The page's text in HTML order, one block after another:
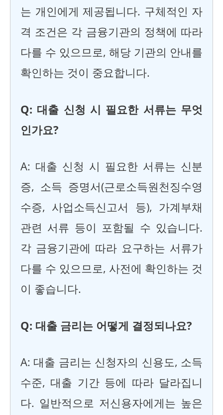
는 개인에게 제공됩니다. 구체적인 자
격 조건은 각 금융기관의 정책에 따라
다를 수 있으므로, 해당 기관의 안내를
확인하는 것이 중요합니다.
Q: 대출 신청 시 필요한 서류는 무엇
인가요?
A: 대출 신청 시 필요한 서류는 신분
증, 소득 증명서(근로소득원천징수영
수증, 사업소득신고서 등), 가계부채
관련 서류 등이 포함될 수 있습니다.
각 금융기관에 따라 요구하는 서류가
다를 수 있으므로, 사전에 확인하는 것
이 좋습니다.
Q: 대출 금리는 어떻게 결정되나요?
A: 대출 금리는 신청자의 신용도, 소득
수준, 대출 기간 등에 따라 달라집니
다. 일반적으로 저신용자에게는 높은